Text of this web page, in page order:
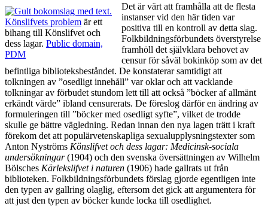
Könslifvets problem är ett
bihang till Könslifvet och
dess lagar. Public domain,
PDM
Det är värt att framhålla att de flesta
instanser vid den här tiden var
positiva till en kontroll av detta slag.
Folkbildningsförbundets överstyrelse
framhöll det självklara behovet av
censur för såväl bokinköp som av det
befintliga biblioteksbeståndet. De konstaterar samtidigt att
tolkningen av ”osedligt innehåll” var oklar och att vacklande
tolkningar av förbudet stundom lett till att också ”böcker af allmänt
erkändt värde” ibland censurerats. De föreslog därför en ändring av
formuleringen till ”böcker med osedligt syfte”, vilket de trodde
skulle ge bättre vägledning. Redan innan den nya lagen trätt i kraft
förekom det att populärvetenskapliga sexualupplysningstexter som
Anton Nyströms Könslifvet och dess lagar: Medicinsk-sociala
undersökningar(1904) och den svenska översättningen av Wilhelm
Bölsches Kärlekslifvet i naturen (1906) hade gallrats ut från
biblioteken. Folkbildningsförbundets förslag gjorde egentligen inte
den typen av gallring olaglig, eftersom det gick att argumentera för
att just den typen av böcker kunde locka till osedlighet.